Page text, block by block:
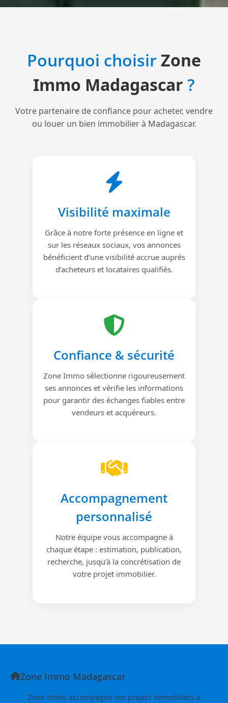
Pourquoi choisirZone
Immo Madagascar ?
Votre partenaire de confiance pour acheter, vendre
ou louer un bien immobilier à Madagascar.
Visibilité maximale
Grâce à notre forte présence en ligne et
sur les réseaux sociaux, vos annonces
bénéficient d’une visibilité accrue auprès
d’acheteurs et locataires qualifiés.
Confiance & sécurité
Zone Immo sélectionne rigoureusement
ses annonces et vérifie les informations
pour garantir des échanges fiables entre
vendeurs et acquéreurs.
Accompagnement
personnalisé
Notre équipe vous accompagne à
chaque étape : estimation, publication,
recherche, jusqu’à la concrétisation de
votre projet immobilier.
Zone Immo Madagascar
Zone Immo accompagne vos projets immobiliers à